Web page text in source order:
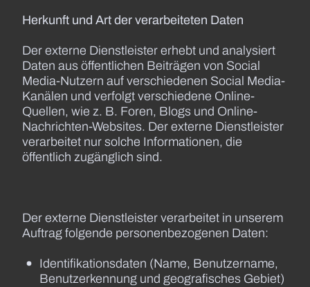
Herkunft und Art der verarbeiteten Daten
Der externe Dienstleister erhebt und analysiert
Daten aus öffentlichen Beiträgen von Social
Media-Nutzern auf verschiedenen Social Media-
Kanälen und verfolgt verschiedene Online-
Quellen, wie z. B. Foren, Blogs und Online-
Nachrichten-Websites. Der externe Dienstleister
verarbeitet nur solche Informationen, die
öffentlich zugänglich sind.
Der externe Dienstleister verarbeitet in unserem
Auftrag folgende personenbezogenen Daten:
Identifikationsdaten (Name, Benutzername,
Benutzerkennung und geografisches Gebiet)